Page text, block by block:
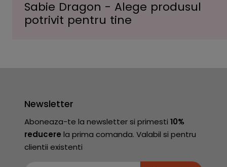
Sabie Dragon - Alege produsul
potrivit pentru tine
Newsletter
Aboneaza-te la newsletter si primesti 10%
reducere la prima comanda. Valabil si pentru
clientii existenti